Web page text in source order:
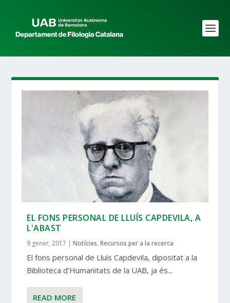
EL FONS PERSONAL DE LLUÍS CAPDEVILA, A
L'ABAST
9 gener, 2017 |Notícies,Recursos per a la recerca
El fons personal de Lluís Capdevila, dipositat a la
Biblioteca d’Humanitats de la UAB, ja és...
READ MORE